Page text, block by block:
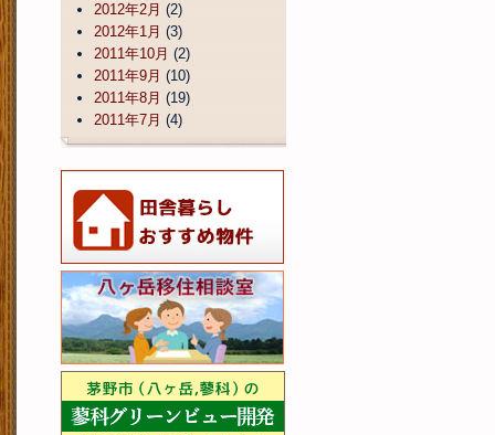
2012年2月 (2)
2012年1月 (3)
2011年10月 (2)
2011年9月 (10)
2011年8月 (19)
2011年7月 (4)